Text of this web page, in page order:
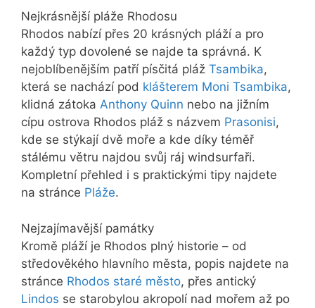
Nejkrásnější pláže Rhodosu
Rhodos nabízí přes 20 krásných pláží a pro
každý typ dovolené se najde ta správná. K
nejoblíbenějším patří písčitá pláž Tsambika,
která se nachází pod klášterem Moni Tsambika,
klidná zátoka Anthony Quinn nebo na jižním
cípu ostrova Rhodos pláž s názvem Prasonisi,
kde se stýkají dvě moře a kde díky téměř
stálému větru najdou svůj ráj windsurfaři.
Kompletní přehled i s praktickými tipy najdete
na stránce Pláže.
Nejzajímavější památky
Kromě pláží je Rhodos plný historie – od
středověkého hlavního města, popis najdete na
stránce Rhodos staré město, přes antický
Lindos se starobylou akropolí nad mořem až po